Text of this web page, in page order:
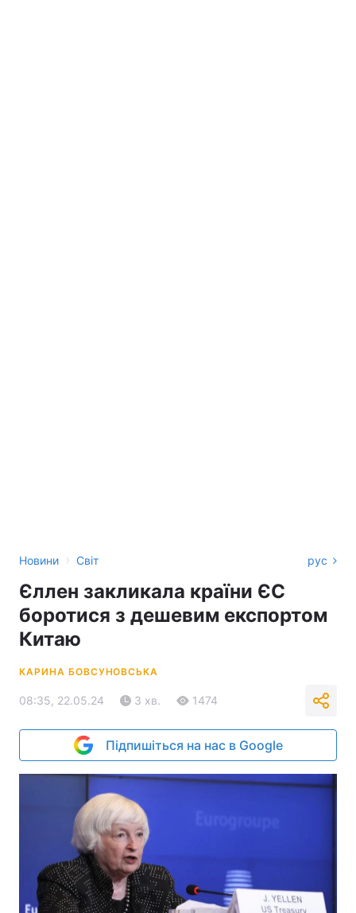
Новини › Світ рус
Єллен закликала країни ЄС
боротися з дешевим експортом
Китаю
КАРИНА БОВСУНОВСЬКА
08:35, 22.05.24 3 хв. 1474
Підпишіться на нас в Google